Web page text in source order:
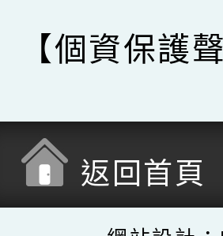
【個資保護
返回首頁